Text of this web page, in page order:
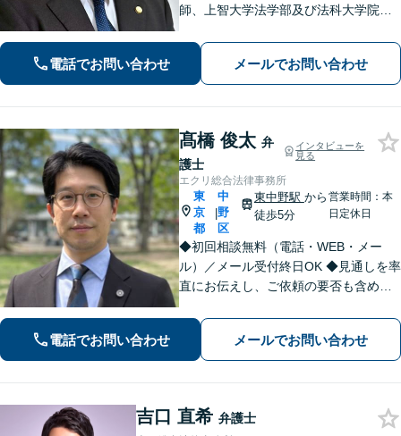
師、上智大学法学部及び法科大学院非
問題、離婚問題、成人・少年の刑事事
件、相続問題、学校問題、行政事件、
企業法務に強い関心があります。
電話でお問い合わせ メールでお問い合わせ
髙橋 俊太 弁
護士
インタビューを
見る
エクリ総合法律事務所
東
京
都
|
中
野
区
東中野駅 から
徒歩5分
営業時間：本
日定休日
◆初回相談無料（電話・WEB・メー
ル）／メール受付終日OK ◆見通しを率
直にお伝えし、ご依頼の要否も含めて
弁護士本人が一貫してスピーディーに
対応いたします。 ◆累計相談2000件以
上・解決実績500件以上
電話でお問い合わせ メールでお問い合わせ
吉口 直希 弁護士